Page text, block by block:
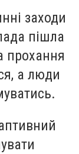
заходи
пішла
прохання
а люди